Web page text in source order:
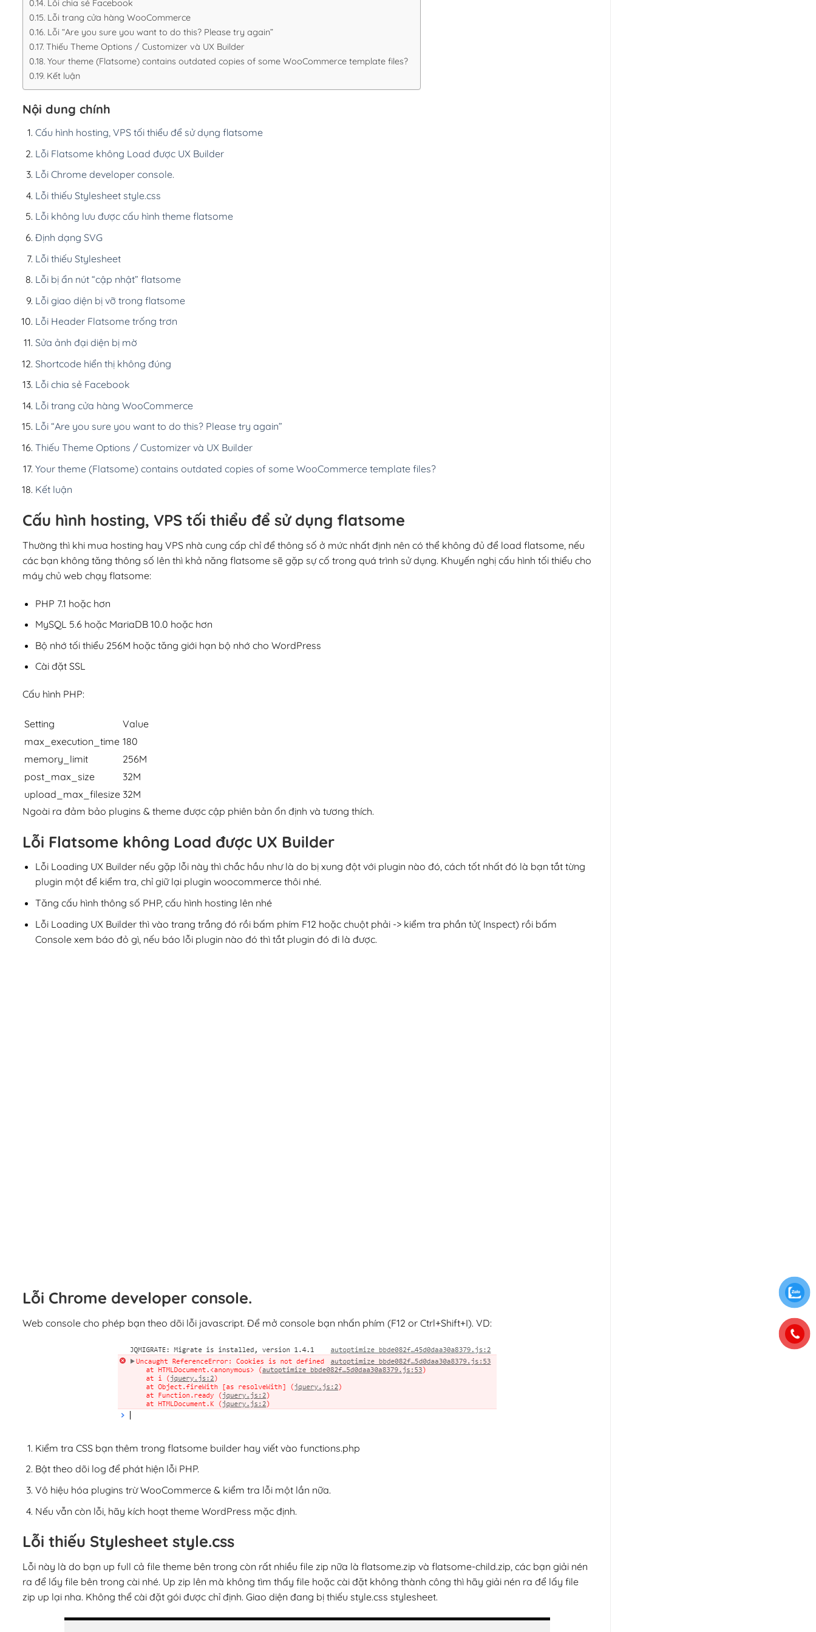
Lỗi chia sẻ Facebook
Lỗi trang cửa hàng WooCommerce
Lỗi “Are you sure you want to do this? Please try again”
Thiếu Theme Options / Customizer và UX Builder
Your theme (Flatsome) contains outdated copies of some WooCommerce template files?
Kết luận
Nội dung chính
Cấu hình hosting, VPS tối thiểu để sử dụng flatsome
Lỗi Flatsome không Load được UX Builder
Lỗi Chrome developer console.
Lỗi thiếu Stylesheet style.css
Lỗi không lưu được cấu hình theme flatsome
Định dạng SVG
Lỗi thiếu Stylesheet
Lỗi bị ẩn nút “cập nhật” flatsome
Lỗi giao diện bị vỡ trong flatsome
Lỗi Header Flatsome trống trơn
Sửa ảnh đại diện bị mờ
Shortcode hiển thị không đúng
Lỗi chia sẻ Facebook
Lỗi trang cửa hàng WooCommerce
Lỗi “Are you sure you want to do this? Please try again”
Thiếu Theme Options / Customizer và UX Builder
Your theme (Flatsome) contains outdated copies of some WooCommerce template files?
Kết luận
Cấu hình hosting, VPS tối thiểu để sử dụng flatsome
Thường thì khi mua hosting hay VPS nhà cung cấp chỉ để thông số ở mức nhất định nên có thể không đủ để load flatsome, nếu
các bạn không tăng thông số lên thì khả năng flatsome sẽ gặp sự cố trong quá trình sử dụng. Khuyến nghị cấu hình tối thiểu cho
máy chủ web chạy flatsome:
PHP 7.1 hoặc hơn
MySQL 5.6 hoặc MariaDB 10.0 hoặc hơn
Bộ nhớ tối thiểu 256M hoặc tăng giới hạn bộ nhớ cho WordPress
Cài đặt SSL
Cấu hình PHP:
Setting
Value
max_execution_time 180
memory_limit
256M
post_max_size
32M
upload_max_filesize 32M
Ngoài ra đảm bảo plugins & theme được cập phiên bản ổn định và tương thích.
Lỗi Flatsome không Load được UX Builder
Lỗi Loading UX Builder nếu gặp lỗi này thì chắc hầu như là do bị xung đột với plugin nào đó, cách tốt nhất đó là bạn tắt từng
plugin một để kiểm tra, chỉ giữ lại plugin woocommerce thôi nhé.
Tăng cấu hình thông số PHP, cấu hình hosting lên nhé
Lỗi Loading UX Builder thì vào trang trắng đó rồi bấm phím F12 hoặc chuột phải -> kiểm tra phần tử( Inspect) rồi bấm
Console xem báo đỏ gì, nếu báo lỗi plugin nào đó thì tắt plugin đó đi là được.
Lỗi Chrome developer console.
Web console cho phép bạn theo dõi lỗi javascript. Để mở console bạn nhấn phím (F12 or Ctrl+Shift+I). VD:
Kiểm tra CSS bạn thêm trong flatsome builder hay viết vào functions.php
Bật theo dõi log để phát hiện lỗi PHP.
Vô hiệu hóa plugins trừ WooCommerce & kiểm tra lỗi một lần nữa.
Nếu vẫn còn lỗi, hãy kích hoạt theme WordPress mặc định.
Lỗi thiếu Stylesheet style.css
Lỗi này là do bạn up full cả file theme bên trong còn rất nhiều file zip nữa là flatsome.zip và flatsome-child.zip, các bạn giải nén
ra để lấy file bên trong cài nhé. Up zip lên mà không tìm thấy file hoặc cài đặt không thành công thì hãy giải nén ra để lấy file
zip up lại nha. Không thể cài đặt gói được chỉ định. Giao diện đang bị thiếu style.css stylesheet.